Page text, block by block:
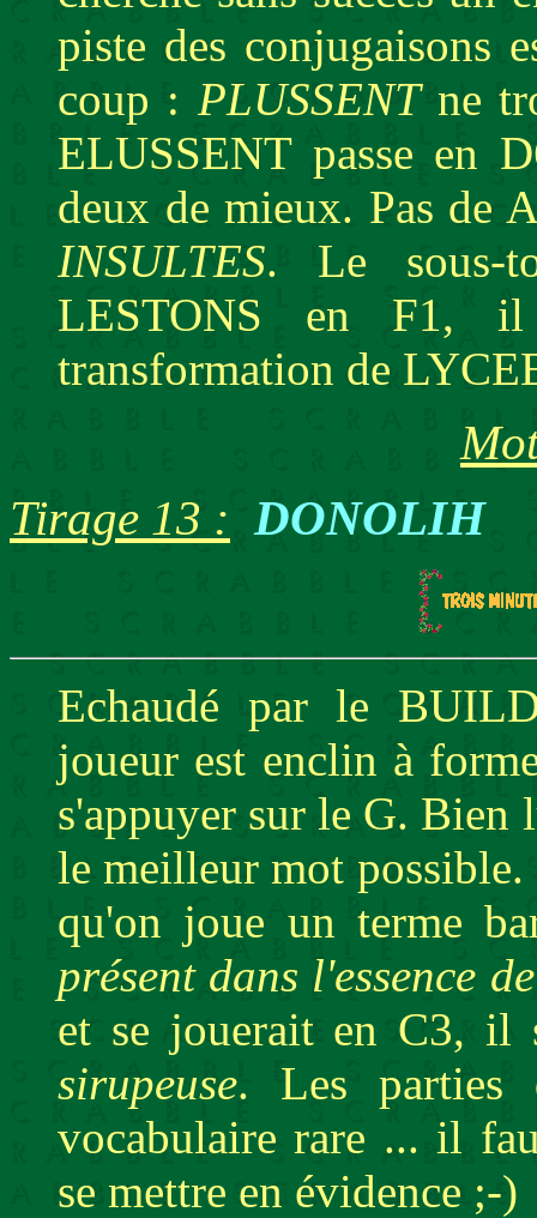
piste des conjugaisons
coup : PLUSSENTne
ELUSSENT passe en
deux de mieux. Pas de
INSULTES. Le sous-
LESTONS en F1,
transformation de
Tirage 13 : DONOLIH
Echaudé par le
joueur est enclin à
s'appuyer sur le G.
le meilleur mot
qu'on joue un terme
présent dans l'essence
et se jouerait en C3,
sirupeuse. Les parties
vocabulaire rare ... il
se mettre en évidence ;-)